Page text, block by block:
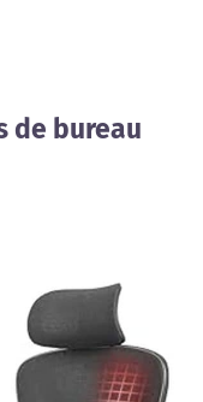
de bureau